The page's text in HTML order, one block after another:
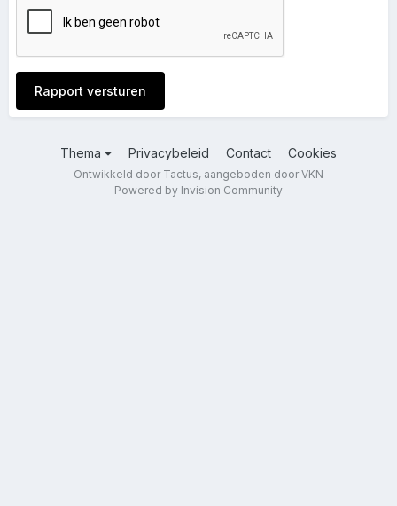
Rapport versturen
Thema Privacybeleid Contact Cookies
Ontwikkeld door Tactus, aangeboden door VKN
Powered by Invision Community